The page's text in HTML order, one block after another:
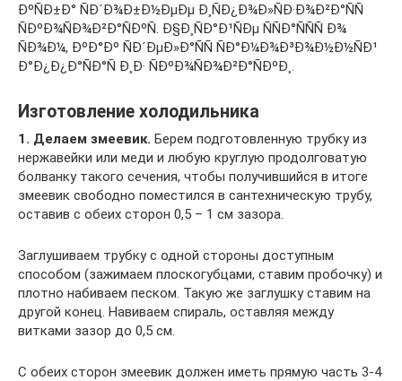
ÐºÑÐ±Ð° ÑÐ´Ð¾Ð±Ð½ÐµÐµ Ð¸ÑÐ¿Ð¾Ð»ÑÐ·Ð¾Ð²Ð°ÑÑ
ÑÐºÐ¾ÑÐ¾Ð²Ð°ÑÐºÑ. Ð§Ð¸ÑÐ°Ð¹ÑÐµ ÑÑÐ°ÑÑÑ Ð¾
ÑÐ¾Ð¼, ÐºÐ°Ðº ÑÐ´ÐµÐ»Ð°ÑÑ ÑÐ°Ð¼Ð¾Ð³Ð¾Ð½Ð½ÑÐ¹
Ð°Ð¿Ð¿Ð°ÑÐ°Ñ Ð¸Ð· ÑÐºÐ¾ÑÐ¾Ð²Ð°ÑÐºÐ¸.
Изготовление холодильника
1. Делаем змеевик. Берем подготовленную трубку из
нержавейки или меди и любую круглую продолговатую
болванку такого сечения, чтобы получившийся в итоге
змеевик свободно поместился в сантехническую трубу,
оставив с обеих сторон 0,5 – 1 см зазора.
Заглушиваем трубку с одной стороны доступным
способом (зажимаем плоскогубцами, ставим пробочку) и
плотно набиваем песком. Такую же заглушку ставим на
другой конец. Навиваем спираль, оставляя между
витками зазор до 0,5 см.
С обеих сторон змеевик должен иметь прямую часть 3-4